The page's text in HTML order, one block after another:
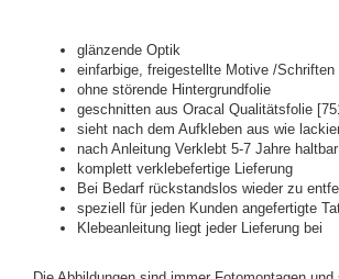
glänzende Optik
einfarbige, freigestellte Motive /Schriften
ohne störende Hintergrundfolie
geschnitten aus Oracal Qualitätsfolie
sieht nach dem Aufkleben aus wie
nach Anleitung Verklebt 5-7 Jahre haltbar
komplett verklebefertige Lieferung
Bei Bedarf rückstandslos wieder zu
speziell für jeden Kunden angefertigte
Klebeanleitung liegt jeder Lieferung bei